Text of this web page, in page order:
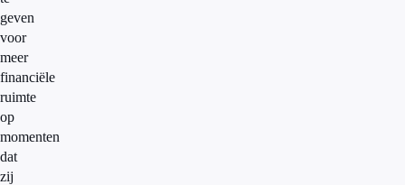
geven
voor
meer
financiële
ruimte
op
momenten
dat
zij